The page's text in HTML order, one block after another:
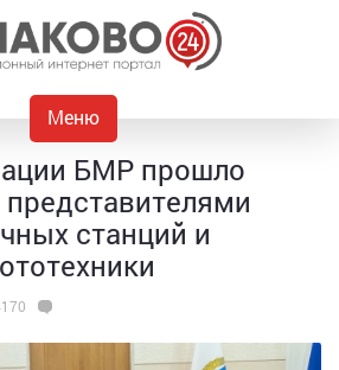
Меню
БМР прошло
станций и